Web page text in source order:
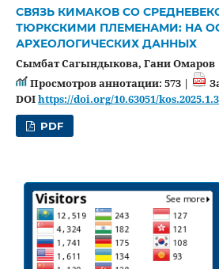
СВЯЗЬ КИМАКОВ СО
ТЮРКСКИМИ ПЛЕМЕНАМИ: НА
АРХЕОЛОГИЧЕСКИХ ДАННЫХ
Сымбат Сагындыкова, Гани Омаров
Просмотров аннотации: 573 |
DOIhttps://doi.org/10.63051/
PDF